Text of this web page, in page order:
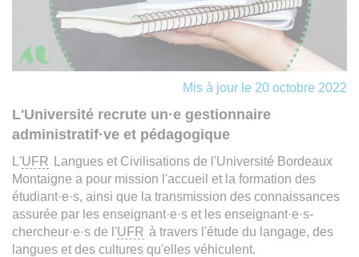
Mis à jour le 20 octobre 2022
L'Université recrute un·e gestionnaire
administratif·ve et pédagogique
L'UFR
Langues et Civilisations de l'Université Bordeaux
Montaigne a pour mission l'accueil et la formation des
étudiant·e·s, ainsi que la transmission des connaissances
assurée par les enseignant·e·s et les enseignant·e·s-
chercheur·e·s de l'UFR à travers l'étude du langage, des
langues et des cultures qu'elles véhiculent.